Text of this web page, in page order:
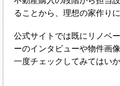
ることから、理想の家作り
公式サイトでは既にリノベ
ーのインタビューや物件画
一度チェックしてみてはい